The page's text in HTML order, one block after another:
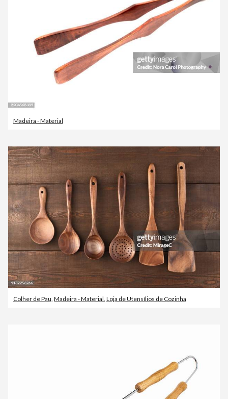
Madeira - Material
Colher de Pau, Madeira - Material, Loja de Utensílios de Cozinha